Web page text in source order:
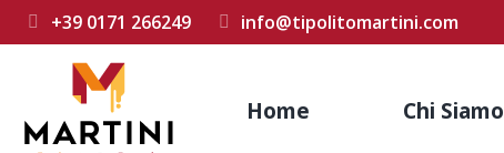
+39 0171 266249 info@tipolitomartini.com
Home Chi Siamo